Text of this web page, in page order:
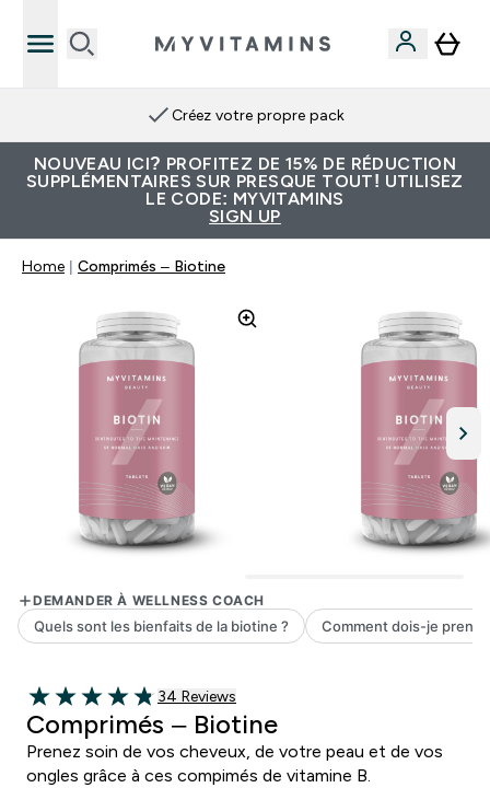
Créez votre propre pack
NOUVEAU ICI? PROFITEZ DE 15% DE RÉDUCTION
SUPPLÉMENTAIRES SUR PRESQUE TOUT! UTILISEZ
LE CODE: MYVITAMINS
SIGN UP
Home Comprimés – Biotine
4.82 out of 5 stars
34 customer reviews
34 Reviews
Comprimés – Biotine
Prenez soin de vos cheveux, de votre peau et de vos
ongles grâce à ces compimés de vitamine B.